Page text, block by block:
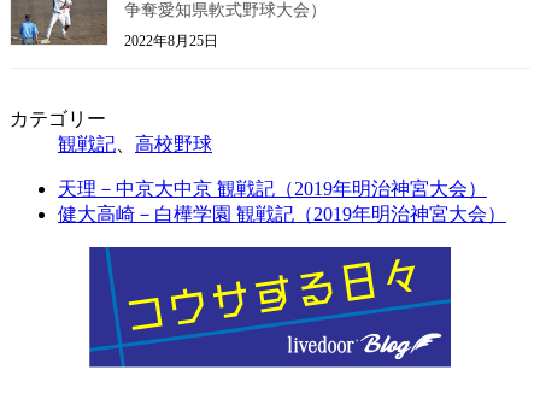
争奪愛知県軟式野球大会）
2022年8月25日
カテゴリー
観戦記
高校野球
天理－中京大中京 観戦記（2019年明治神宮大会）
健大高崎－白樺学園 観戦記（2019年明治神宮大会）